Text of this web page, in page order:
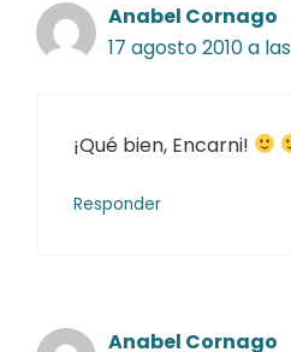
Anabel Cornago
17 agosto 2010 a
¡Qué bien, Encarni!
Responder
Anabel Cornago